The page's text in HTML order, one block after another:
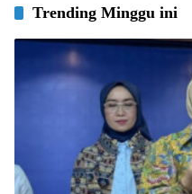
Trending Minggu ini